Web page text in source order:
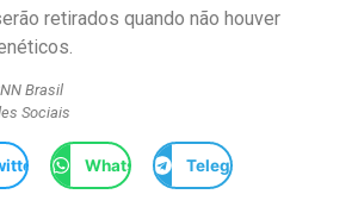
retirados quando não houver
Brasil
Sociais
WhatsApp Telegram